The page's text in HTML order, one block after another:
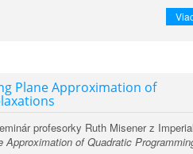
Plane Approximation of
profesorky Ruth Misener z Imperial
Approximation of Quadratic